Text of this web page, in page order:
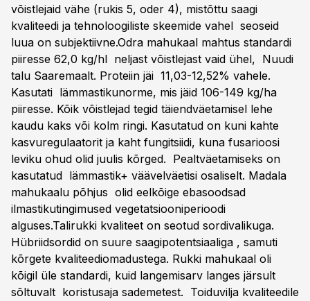
võistlejaid vähe (rukis 5, oder 4), mistõttu saagi
kvaliteedi ja tehnoloogiliste skeemide vahel seoseid
luua on subjektiivne.Odra mahukaal mahtus standardi
piiresse 62,0 kg/hl neljast võistlejast vaid ühel, Nuudi
talu Saaremaalt. Proteiin jäi 11,03-12,52% vahele.
Kasutati lämmastikunorme, mis jäid 106-149 kg/ha
piiresse. Kõik võistlejad tegid täiendväetamisel lehe
kaudu kaks või kolm ringi. Kasutatud on kuni kahte
kasvuregulaatorit ja kaht fungitsiidi, kuna fusarioosi
leviku ohud olid juulis kõrged. Pealtväetamiseks on
kasutatud lämmastik+ väävelväetisi osaliselt. Madala
mahukaalu põhjus olid eelkõige ebasoodsad
ilmastikutingimused vegetatsiooniperioodi
alguses.Talirukki kvaliteet on seotud sordivalikuga.
Hübriidsordid on suure saagipotentsiaaliga , samuti
kõrgete kvaliteediomadustega. Rukki mahukaal oli
kõigil üle standardi, kuid langemisarv langes järsult
sõltuvalt koristusaja sademetest. Toiduvilja kvaliteedile